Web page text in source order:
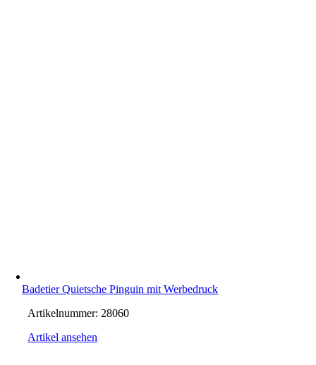
Badetier Quietsche Pinguin mit Werbedruck
Artikelnummer: 28060
Artikel ansehen